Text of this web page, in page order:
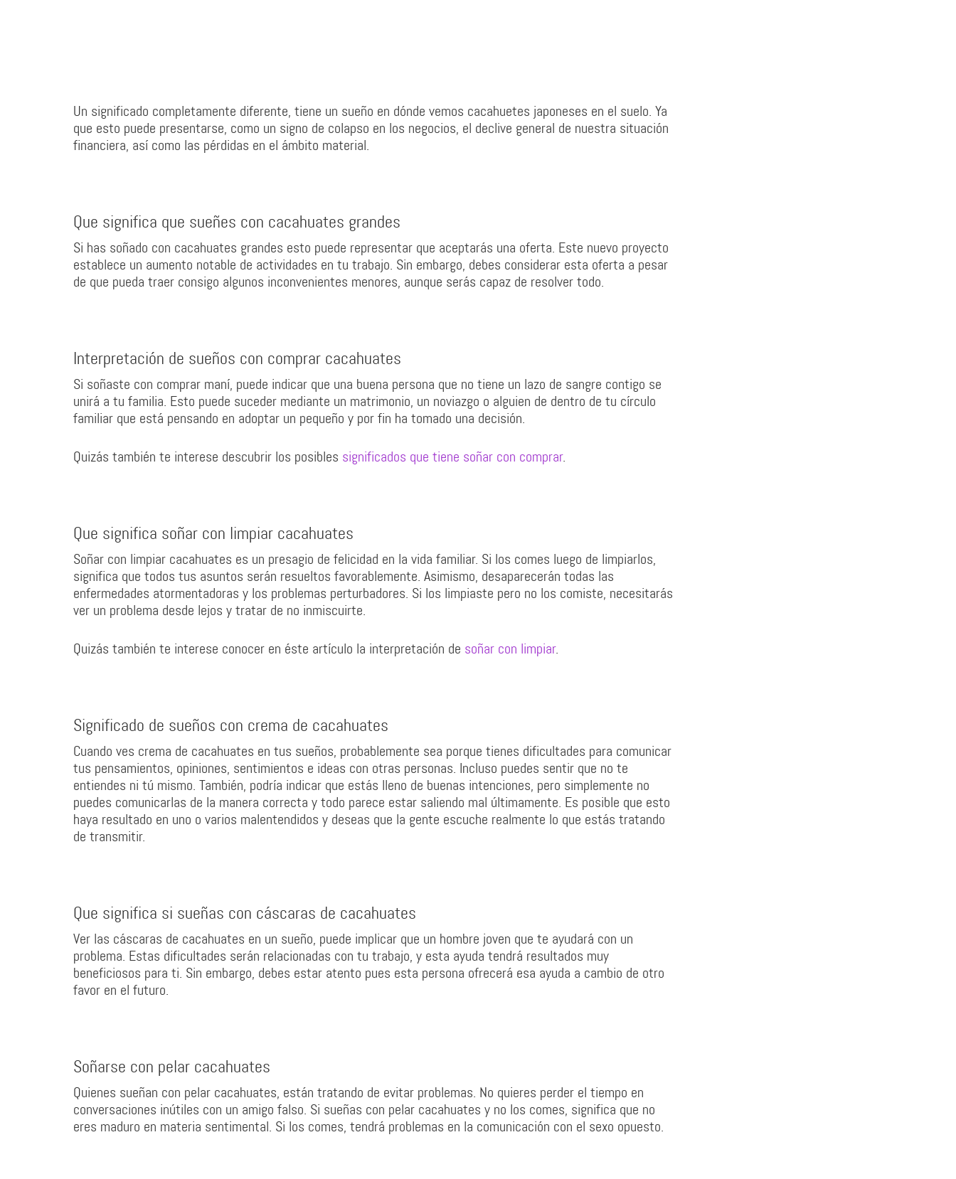
Un significado completamente diferente, tiene un sueño en dónde vemos cacahuetes japoneses en el suelo. Ya
que esto puede presentarse, como un signo de colapso en los negocios, el declive general de nuestra situación
financiera, así como las pérdidas en el ámbito material.
Que significa que sueñes con cacahuates grandes
Si has soñado con cacahuates grandes esto puede representar que aceptarás una oferta. Este nuevo proyecto
establece un aumento notable de actividades en tu trabajo. Sin embargo, debes considerar esta oferta a pesar
de que pueda traer consigo algunos inconvenientes menores, aunque serás capaz de resolver todo.
Interpretación de sueños con comprar cacahuates
Si soñaste con comprar maní, puede indicar que una buena persona que no tiene un lazo de sangre contigo se
unirá a tu familia. Esto puede suceder mediante un matrimonio, un noviazgo o alguien de dentro de tu círculo
familiar que está pensando en adoptar un pequeño y por fin ha tomado una decisión.
Quizás también te interese descubrir los posibles significados que tiene soñar con comprar.
Que significa soñar con limpiar cacahuates
Soñar con limpiar cacahuates es un presagio de felicidad en la vida familiar. Si los comes luego de limpiarlos,
significa que todos tus asuntos serán resueltos favorablemente. Asimismo, desaparecerán todas las
enfermedades atormentadoras y los problemas perturbadores. Si los limpiaste pero no los comiste, necesitarás
ver un problema desde lejos y tratar de no inmiscuirte.
Quizás también te interese conocer en éste artículo la interpretación de soñar con limpiar.
Significado de sueños con crema de cacahuates
Cuando ves crema de cacahuates en tus sueños, probablemente sea porque tienes dificultades para comunicar
tus pensamientos, opiniones, sentimientos e ideas con otras personas. Incluso puedes sentir que no te
entiendes ni tú mismo. También, podría indicar que estás lleno de buenas intenciones, pero simplemente no
puedes comunicarlas de la manera correcta y todo parece estar saliendo mal últimamente. Es posible que esto
haya resultado en uno o varios malentendidos y deseas que la gente escuche realmente lo que estás tratando
de transmitir.
Que significa si sueñas con cáscaras de cacahuates
Ver las cáscaras de cacahuates en un sueño, puede implicar que un hombre joven que te ayudará con un
problema. Estas dificultades serán relacionadas con tu trabajo, y esta ayuda tendrá resultados muy
beneficiosos para ti. Sin embargo, debes estar atento pues esta persona ofrecerá esa ayuda a cambio de otro
favor en el futuro.
Soñarse con pelar cacahuates
Quienes sueñan con pelar cacahuates, están tratando de evitar problemas. No quieres perder el tiempo en
conversaciones inútiles con un amigo falso. Si sueñas con pelar cacahuates y no los comes, significa que no
eres maduro en materia sentimental. Si los comes, tendrá problemas en la comunicación con el sexo opuesto.